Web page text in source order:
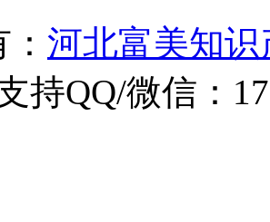
河北富美知
持QQ/微信：